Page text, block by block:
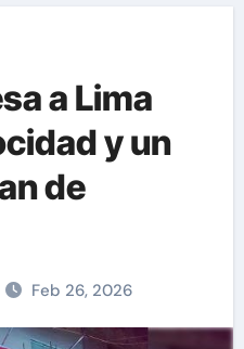
a Lima
y un
de
Feb 26, 2026